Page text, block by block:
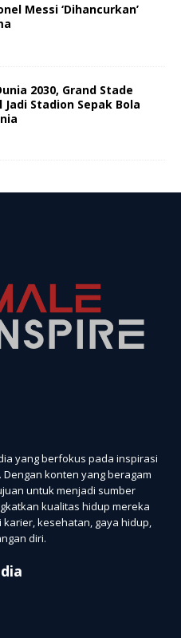
Messi ‘Dihancurkan’
2030, Grand Stade
Jadi Stadion Sepak Bola
yang berfokus pada inspirasi
konten yang beragam
untuk menjadi sumber
kualitas hidup mereka
kesehatan, gaya hidup,
diri.